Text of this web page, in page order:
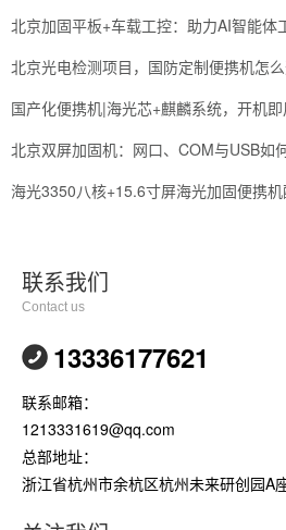
北京光电检测项目，国防定制便携机怎么
联系我们
Contact us
13336177621
联系邮箱：
1213331619@qq.com
总部地址：
浙江省杭州市余杭区杭州未来研创园A